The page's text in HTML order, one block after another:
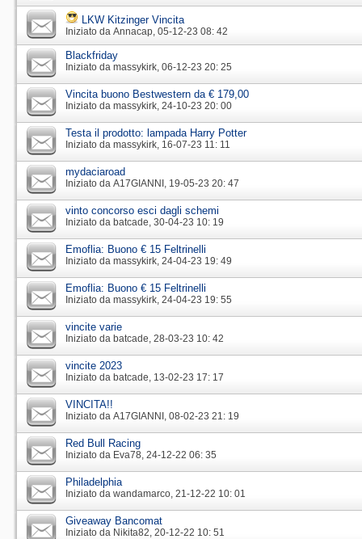
LKW Kitzinger Vincita
Iniziato da Annacap‎, 05-12-23 08: 42
Blackfriday
Iniziato da massykirk‎, 06-12-23 20: 25
Vincita buono Bestwestern da € 179,00
Iniziato da massykirk‎, 24-10-23 20: 00
Testa il prodotto: lampada Harry Potter
Iniziato da massykirk‎, 16-07-23 11: 11
mydaciaroad
Iniziato da A17GIANNI‎, 19-05-23 20: 47
vinto concorso esci dagli schemi
Iniziato da batcade‎, 30-04-23 10: 19
Emoflia: Buono € 15 Feltrinelli
Iniziato da massykirk‎, 24-04-23 19: 49
Emoflia: Buono € 15 Feltrinelli
Iniziato da massykirk‎, 24-04-23 19: 55
vincite varie
Iniziato da batcade‎, 28-03-23 10: 42
vincite 2023
Iniziato da batcade‎, 13-02-23 17: 17
VINCITA!!
Iniziato da A17GIANNI‎, 08-02-23 21: 19
Red Bull Racing
Iniziato da Eva78‎, 24-12-22 06: 35
Philadelphia
Iniziato da wandamarco‎, 21-12-22 10: 01
Giveaway Bancomat
Iniziato da Nikita82‎, 20-12-22 10: 51